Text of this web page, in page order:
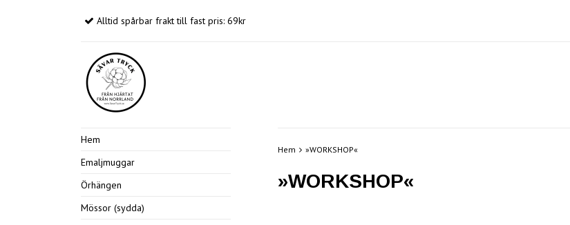
Alltid spårbar frakt till fast pris: 69kr
Hem
Emaljmuggar
Örhängen
Mössor (sydda)
Hem »WORKSHOP«
»WORKSHOP«